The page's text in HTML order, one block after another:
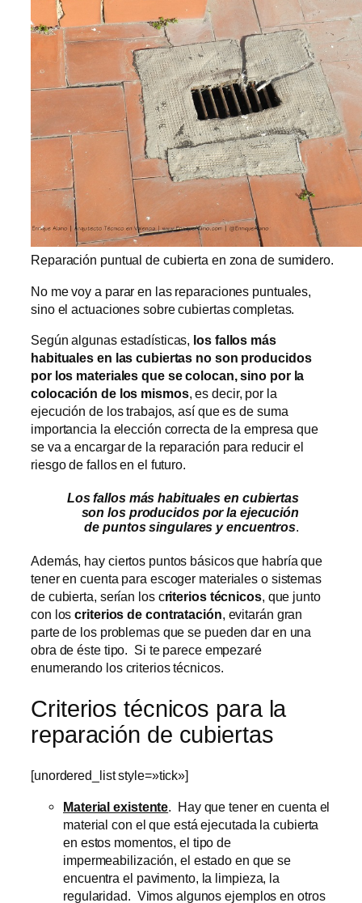
Reparación puntual de cubierta en zona de sumidero.
No me voy a parar en las reparaciones puntuales,
sino el actuaciones sobre cubiertas completas.
Según algunas estadísticas, los fallos más
habituales en las cubiertas no son producidos
por los materiales que se colocan, sino por la
colocación de los mismos, es decir, por la
ejecución de los trabajos, así que es de suma
importancia la elección correcta de la empresa que
se va a encargar de la reparación para reducir el
riesgo de fallos en el futuro.
Los fallos más habituales en cubiertas
son los producidos por la ejecución
de puntos singulares y encuentros.
Además, hay ciertos puntos básicos que habría que
tener en cuenta para escoger materiales o sistemas
de cubierta, serían los criterios técnicos, que junto
con loscriterios de contratación, evitarán gran
parte de los problemas que se pueden dar en una
obra de éste tipo. Si te parece empezaré
enumerando los criterios técnicos.
Criterios técnicos para la
reparación de cubiertas
[unordered_list style=»tick»]
Material existente. Hay que tener en cuenta el
material con el que está ejecutada la cubierta
en estos momentos, el tipo de
impermeabilización, el estado en que se
encuentra el pavimento, la limpieza, la
regularidad. Vimos algunos ejemplos en otros